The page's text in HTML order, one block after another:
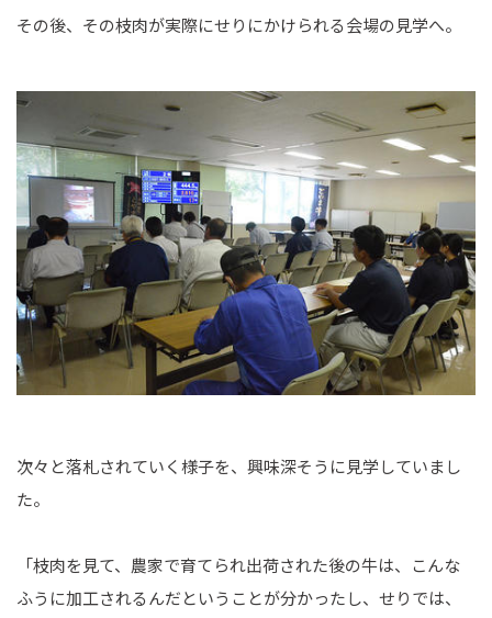
その後、その枝肉が実際にせりにかけられる会場の見学へ。
次々と落札されていく様子を、興味深そうに見学していまし
た。
「枝肉を見て、農家で育てられ出荷された後の牛は、こんな
ふうに加工されるんだということが分かったし、せりでは、